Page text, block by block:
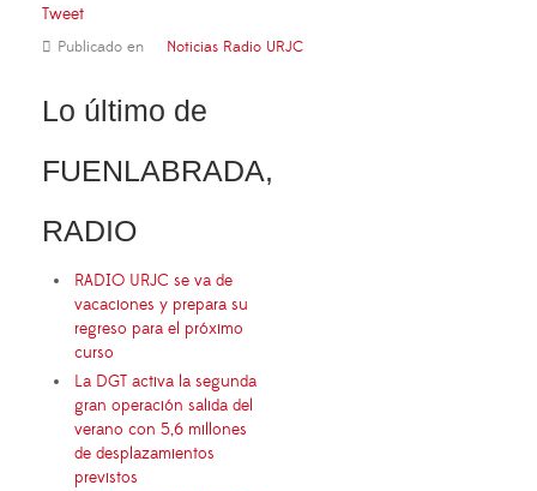
Tweet
Publicado en Noticias Radio URJC
Lo último de
FUENLABRADA,
RADIO
RADIO URJC se va de
vacaciones y prepara su
regreso para el próximo
curso
La DGT activa la segunda
gran operación salida del
verano con 5,6 millones
de desplazamientos
previstos